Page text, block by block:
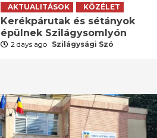
AKTUALITÁSOK KÖZÉLET
Kerékpárutak és sétányok
épülnek Szilágysomlyón
2 days ago Szilágysági Szó